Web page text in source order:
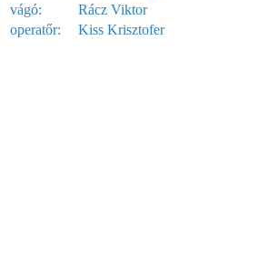
vágó:
Rácz Viktor
operatőr:
Kiss Krisztofer